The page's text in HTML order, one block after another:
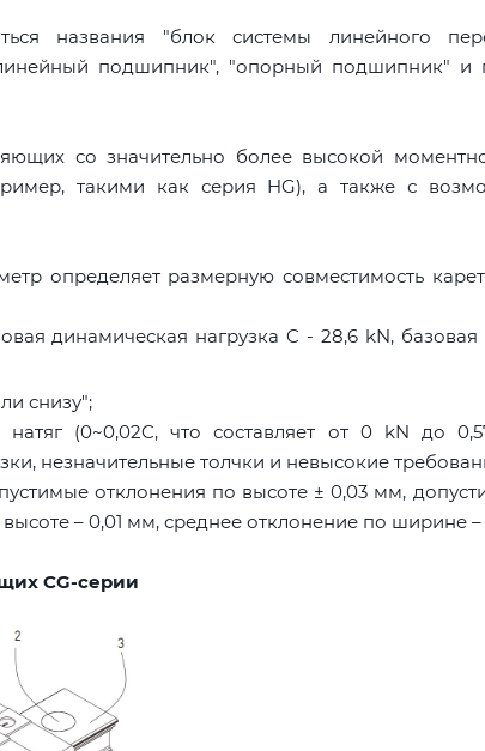
названия "блок системы линейного
подшипник", "опорный подшипник" и
со значительно более высокой
такими как серия HG), а также с
определяет размерную совместимость
динамическая нагрузка C - 28,6 kN, базовая
снизу";
(0~0,02C, что составляет от 0 kN до
незначительные толчки и невысокие
отклонения по высоте ± 0,03 мм,
– 0,01 мм, среднее отклонение по ширине –
CG-серии